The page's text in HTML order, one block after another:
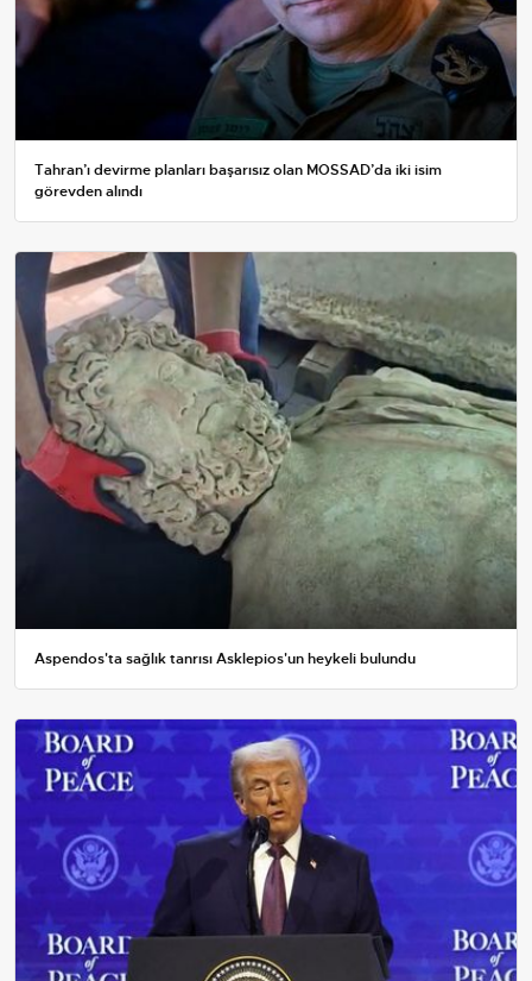
Tahran’ı devirme planları başarısız olan MOSSAD’da iki isim
görevden alındı
Aspendos'ta sağlık tanrısı Asklepios'un heykeli bulundu